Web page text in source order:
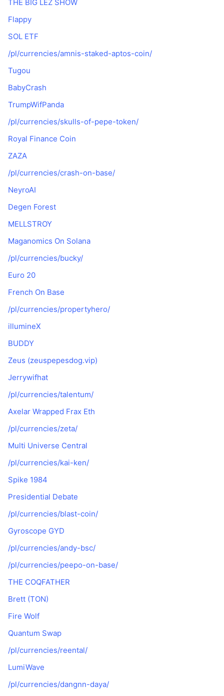
THE BIG LEZ SHOW
Flappy
SOL ETF
/pl/currencies/amnis-staked-aptos-coin/
Tugou
BabyCrash
TrumpWifPanda
/pl/currencies/skulls-of-pepe-token/
Royal Finance Coin
ZAZA
/pl/currencies/crash-on-base/
NeyroAI
Degen Forest
MELLSTROY
Maganomics On Solana
/pl/currencies/bucky/
Euro 20
French On Base
/pl/currencies/propertyhero/
illumineX
BUDDY
Zeus (zeuspepesdog.vip)
Jerrywifhat
/pl/currencies/talentum/
Axelar Wrapped Frax Eth
/pl/currencies/zeta/
Multi Universe Central
/pl/currencies/kai-ken/
Spike 1984
Presidential Debate
/pl/currencies/blast-coin/
Gyroscope GYD
/pl/currencies/andy-bsc/
/pl/currencies/peepo-on-base/
THE COQFATHER
Brett (TON)
Fire Wolf
Quantum Swap
/pl/currencies/reental/
LumiWave
/pl/currencies/dangnn-daya/